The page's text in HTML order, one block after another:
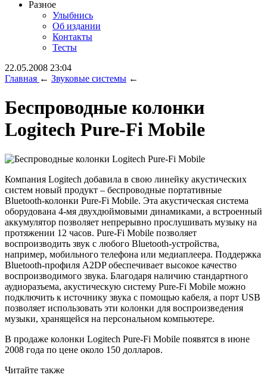
Разное
Улыбнись
Об издании
Контакты
Тесты
22.05.2008 23:04
Главная ← Звуковые системы ←
Беспроводные колонки
Logitech Pure-Fi Mobile
Компания Logitech добавила в свою линейку акустических
систем новый продукт – беспроводные портативные
Bluetooth-колонки Pure-Fi Mobile. Эта акустическая система
оборудована 4-мя двухдюймовыми динамиками, а встроенный
аккумулятор позволяет непрерывно прослушивать музыку на
протяжении 12 часов. Pure-Fi Mobile позволяет
воспроизводить звук с любого Bluetooth-устройства,
например, мобильного телефона или медиаплеера. Поддержка
Bluetooth-профиля A2DP обеспечивает высокое качество
воспроизводимого звука. Благодаря наличию стандартного
аудиоразъема, акустическую систему Pure-Fi Mobile можно
подключить к источнику звука с помощью кабеля, а порт USB
позволяет использовать эти колонки для воспроизведения
музыки, хранящейся на персональном компьютере.
В продаже колонки Logitech Pure-Fi Mobile появятся в июне
2008 года по цене около 150 долларов.
Читайте также